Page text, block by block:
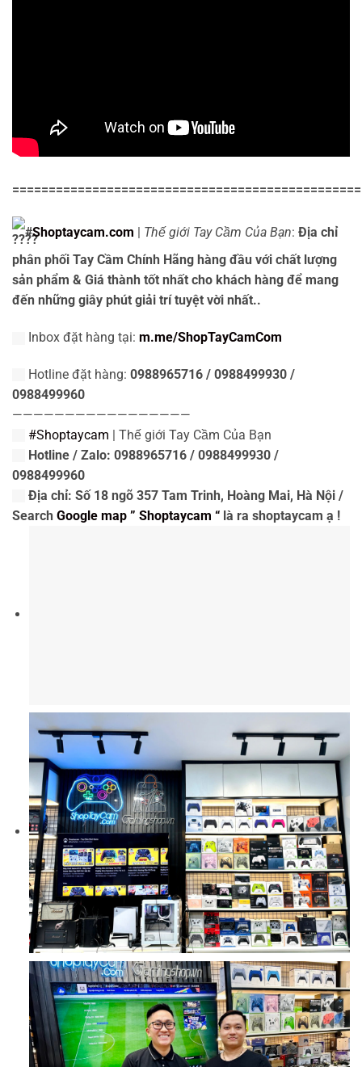
#Shoptaycam.com | Thế giới Tay Cầm Của Bạn: Địa chỉ
phân phối Tay Cầm Chính Hãng hàng đầu với chất lượng
sản phẩm & Giá thành tốt nhất cho khách hàng để mang
đến những giây phút giải trí tuyệt vời nhất..
Inbox đặt hàng tại: m.me/ShopTayCamCom
Hotline đặt hàng: 0988965716 / 0988499930 /
0988499960
—————————————————
#Shoptaycam | Thế giới Tay Cầm Của Bạn
Hotline / Zalo: 0988965716 / 0988499930 /
0988499960
Địa chỉ: Số 18 ngõ 357 Tam Trinh, Hoàng Mai, Hà Nội /
Search Google map ” Shoptaycam “ là ra shoptaycam ạ !